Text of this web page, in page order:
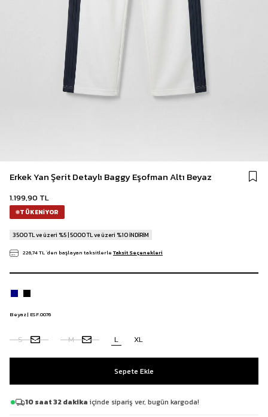
Erkek Yan Şerit Detaylı Baggy Eşofman Altı Beyaz
1.199,90 TL
TÜKENIYOR
3500 TL ve üzeri %5 | 5000 TL ve üzeri %10 İNDİRİM
226,74 TL`den başlayan taksitlerle Taksit Seçenekleri
Beyaz | ESF.0076
S M L XL
10 saat 32 dakika içinde sipariş ver, bugün kargoda!